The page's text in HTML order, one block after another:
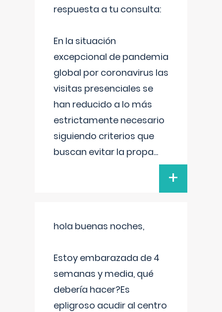
respuesta a tu consulta:
En la situación
excepcional de pandemia
global por coronavirus las
visitas presenciales se
han reducido a lo más
estrictamente necesario
siguiendo criterios que
buscan evitar la propa...
+
hola buenas noches,
Estoy embarazada de 4
semanas y media, qué
debería hacer?Es
epligroso acudir al centro